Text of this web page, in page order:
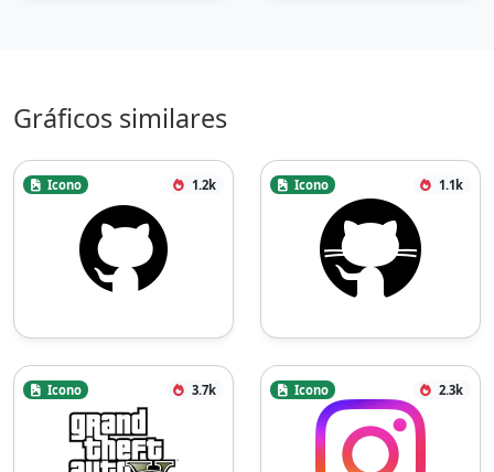
Gráficos similares
Icono 1.2k Icono 1.1k
Icono 3.7k Icono 2.3k